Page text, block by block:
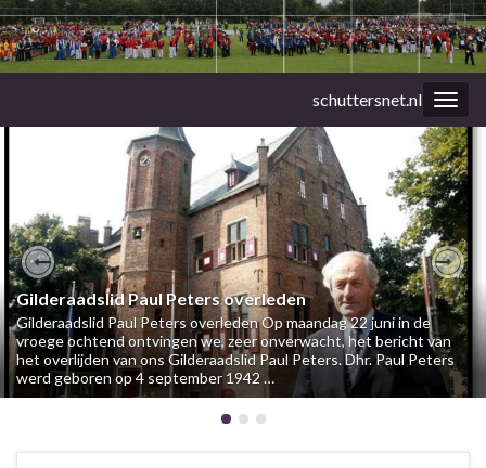
schuttersnet.nl
Gilderaadslid Paul Peters overleden
Gilderaadslid Paul Peters overleden Op maandag 22 juni in de
vroege ochtend ontvingen we, zeer onverwacht, het bericht van
het overlijden van ons Gilderaadslid Paul Peters. Dhr. Paul Peters
werd geboren op 4 september 1942 …
Previous